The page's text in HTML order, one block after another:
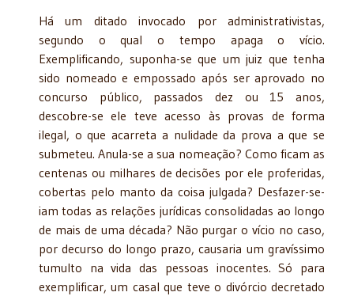
Há um ditado invocado por administrativistas,
segundo o qual o tempo apaga o vício.
Exemplificando, suponha-se que um juiz que tenha
sido nomeado e empossado após ser aprovado no
concurso público, passados dez ou 15 anos,
descobre-se ele teve acesso às provas de forma
ilegal, o que acarreta a nulidade da prova a que se
submeteu. Anula-se a sua nomeação? Como ficam as
centenas ou milhares de decisões por ele proferidas,
cobertas pelo manto da coisa julgada? Desfazer-se-
iam todas as relações jurídicas consolidadas ao longo
de mais de uma década? Não purgar o vício no caso,
por decurso do longo prazo, causaria um gravíssimo
tumulto na vida das pessoas inocentes. Só para
exemplificar, um casal que teve o divórcio decretado